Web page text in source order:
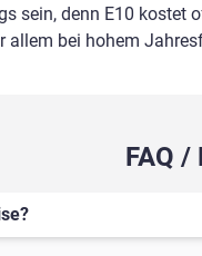
sein, denn E10
bei hohem
FAQ